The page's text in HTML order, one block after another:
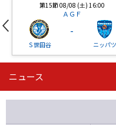
第15節 08/08 (土) 16:00
ＡＧＦ
Ｓ世田谷
-
ニッパツ
第16節 09/05 (土) 15:00
ニッパツ
ニュース